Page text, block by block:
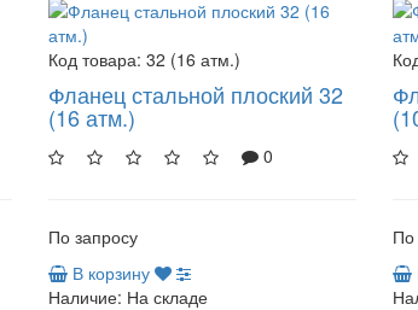
Код товара: 32 (16 атм.)
Фланец стальной плоский 32
(16 атм.)
0
По запросу
В корзину
Наличие: На складе
По